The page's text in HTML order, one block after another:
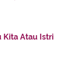
Shihab di ...
Yatim Terlantar di
Kita Atau Istri